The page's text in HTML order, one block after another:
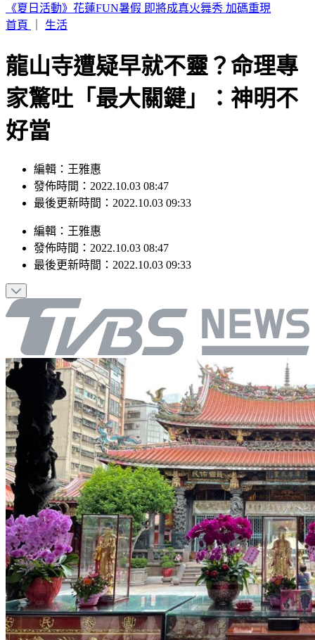
188萬《龍藏經》賣掉了！大戶不甩7折 店員爆「付現買原
價」
龍山寺遭疑早就不靈？命理專
家驚吐「最大關鍵」：神明不
好當
編輯：王雅惠
發佈時間：2022.10.03 08:47
編輯：王雅惠
發佈時間：2022.10.03 08:47